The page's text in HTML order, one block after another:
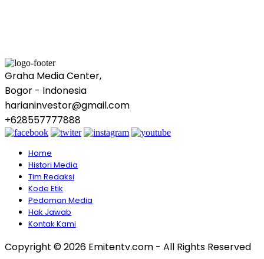
Graha Media Center,
Bogor - Indonesia
harianinvestor@gmail.com
+628557777888
Home
Histori Media
Tim Redaksi
Kode Etik
Pedoman Media
Hak Jawab
Kontak Kami
Copyright © 2026 Emitentv.com - All Rights Reserved